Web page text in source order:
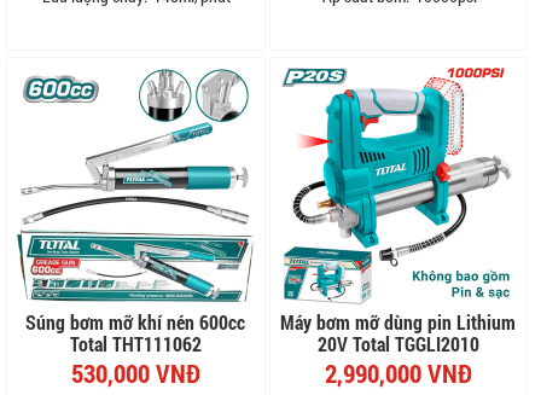
Súng bơm mỡ khí nén 600cc
Total THT111062
530,000 VNĐ
Máy bơm mỡ dùng pin Lithium
20V Total TGGLI2010
2,990,000 VNĐ